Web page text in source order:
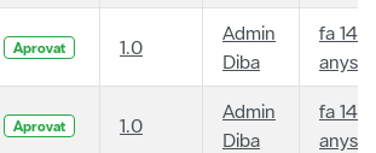
Aprovat 1.0
Admin
Diba
fa 14
anys
Aprovat 1.0
Admin
Diba
fa 14
anys